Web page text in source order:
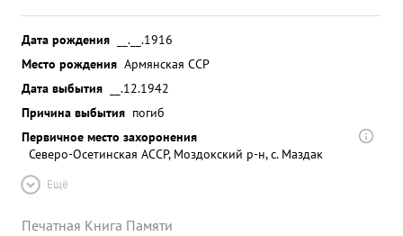
Дата рождения
__.__.1916
Место рождения Армянская ССР
Дата выбытия
__.12.1942
Причина выбытия погиб
Первичное место захоронения
Северо-Осетинская АССР, Моздокский р-н, с. Маздак
Ещё
Печатная Книга Памяти